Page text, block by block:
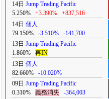
14日 Jump Trading Pacific
5.250%
+3.390% +837,516
14日 個人
79.150%
-3.510% -141,700
13日 Jump Trading Pacific
1.860%
再IN
13日 個人
82.660%
-10.020%
09日 Jump Trading Pacific
0.310%
義務消失 -364,003